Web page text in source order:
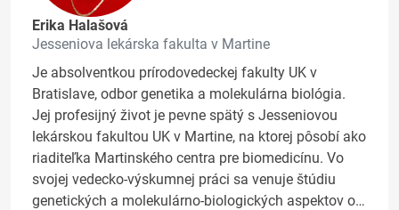
Erika Halašová
Jesseniova lekárska fakulta v Martine
Je absolventkou prírodovedeckej fakulty UK v
Bratislave, odbor genetika a molekulárna biológia.
Jej profesijný život je pevne spätý s Jesseniovou
lekárskou fakultou UK v Martine, na ktorej pôsobí ako
riaditeľka Martinského centra pre biomedicínu. Vo
svojej vedecko-výskumnej práci sa venuje štúdiu
genetických a molekulárno-biologických aspektov o…